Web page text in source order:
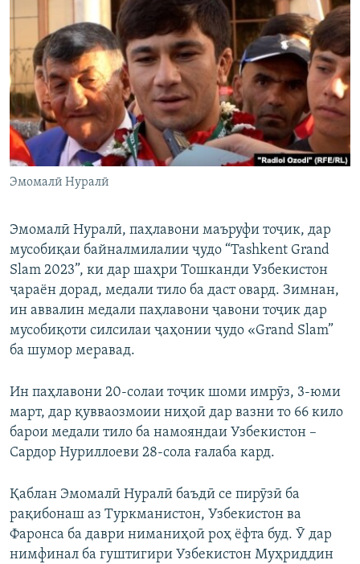
ГУЗОРИШҲОИ РАДИОӢ
Русский
ПАЙГИРӢ КУНЕД
Ҳамаи сомонаҳои RFE/RL
Эмомалӣ Нуралӣ
Эмомалӣ Нуралӣ, паҳлавони маъруфи тоҷик, дар
мусобиқаи байналмилалии ҷудо “Tashkent Grand
Slam 2023”, ки дар шаҳри Тошканди Узбекистон
ҷараён дорад, медали тило ба даст овард. Зимнан,
ин аввалин медали паҳлавони ҷавони тоҷик дар
мусобиқоти силсилаи ҷаҳонии ҷудо «Grand Slam”
ба шумор меравад.
Ин паҳлавони 20-солаи тоҷик шоми имрӯз, 3-юми
март, дар қувваозмоии ниҳоӣ дар вазни то 66 кило
барои медали тило ба намояндаи Узбекистон –
Сардор Нуриллоеви 28-сола ғалаба кард.
Қаблан Эмомалӣ Нуралӣ баъдӣ се пирӯзӣ ба
рақибонаш аз Туркманистон, Узбекистон ва
Фаронса ба даври ниманиҳоӣ роҳ ёфта буд. Ӯ дар
нимфинал ба гуштигири Узбекистон Муҳриддин